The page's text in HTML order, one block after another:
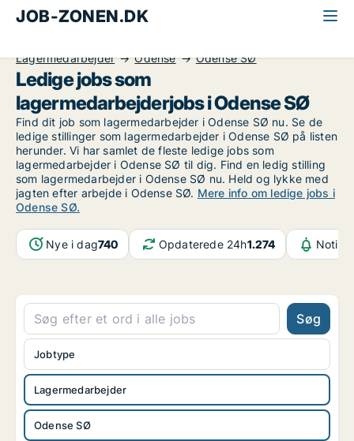
JOB-ZONEN.DK
Lagermedarbejder
Odense Odense SØ
Ledige jobs som
lagermedarbejderjobs i Odense SØ
Find dit job som lagermedarbejder i Odense SØ nu. Se de
ledige stillinger som lagermedarbejder i Odense SØ på listen
herunder. Vi har samlet de fleste ledige jobs som
lagermedarbejder i Odense SØ til dig. Find en ledig stilling
som lagermedarbejder i Odense SØ nu. Held og lykke med
jagten efter arbejde i Odense SØ. Mere info om ledige jobs i
Odense SØ.
Nye i dag740 Opdaterede 24h1.274
Søg
Lagermedarbejder
Odense SØ
Jobtype